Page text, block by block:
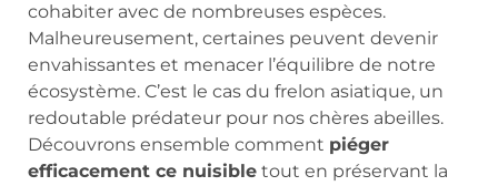
cohabiter avec de nombreuses espèces.
Malheureusement, certaines peuvent devenir
envahissantes et menacer l’équilibre de notre
écosystème. C’est le cas du frelon asiatique, un
redoutable prédateur pour nos chères abeilles.
Découvrons ensemble comment piéger
efficacement ce nuisible tout en préservant la